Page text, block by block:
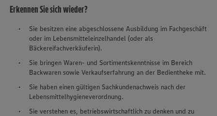
Erkennen Sie sich wieder?
Sie besitzen eine abgeschlossene Ausbildung im Fachgeschäft
oder im Lebensmitteleinzelhandel (oder als
Bäckereifachverkäuferin).
Sie bringen Waren- und Sortimentskenntnisse im Bereich
Backwaren sowie Verkaufserfahrung an der Bedientheke mit.
Sie haben einen gültigen Sachkundenachweis nach der
Lebensmittelhygieneverordnung.
Sie verstehen es, betriebswirtschaftlich zu denken und zu